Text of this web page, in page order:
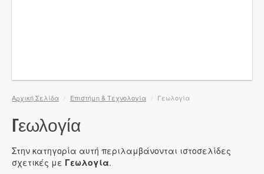
Αρχική Σελίδα / Επιστήμη & Τεχνολογία / Γεωλογία
Γεωλογία
Στην κατηγορία αυτή περιλαμβάνονται ιστοσελίδες
σχετικές με Γεωλογία.